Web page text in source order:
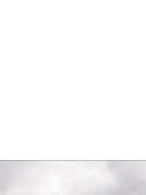
Donald Trump muestra interés por